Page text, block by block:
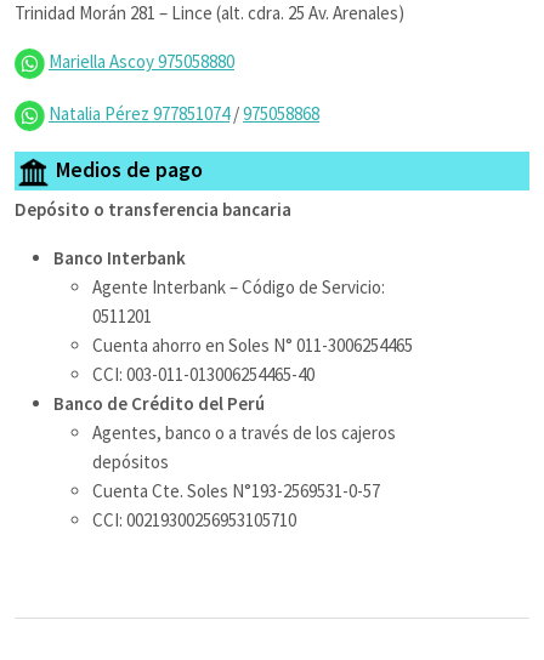
Trinidad Morán 281 – Lince (alt. cdra. 25 Av. Arenales)
Mariella Ascoy 975058880
Natalia Pérez 977851074/975058868
Medios de pago
Depósito o transferencia bancaria
Banco Interbank
Agente Interbank – Código de Servicio:
0511201
Cuenta ahorro en Soles N° 011-3006254465
CCI: 003-011-013006254465-40
Banco de Crédito del Perú
Agentes, banco o a través de los cajeros
depósitos
Cuenta Cte. Soles N°193-2569531-0-57
CCI: 00219300256953105710